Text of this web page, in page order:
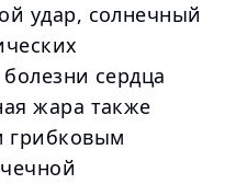
удар, солнечный
сердца
жара также
грибковым